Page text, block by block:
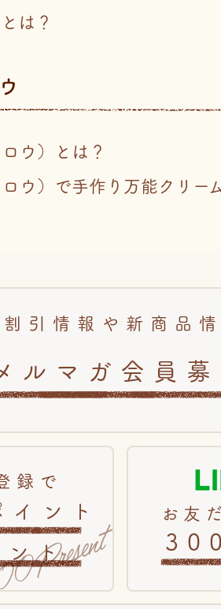
は？
ウ）とは？
ウ）で手作り万能クリー
割引情報や新商品
ルマガ会員
録で
ント
ント
お友